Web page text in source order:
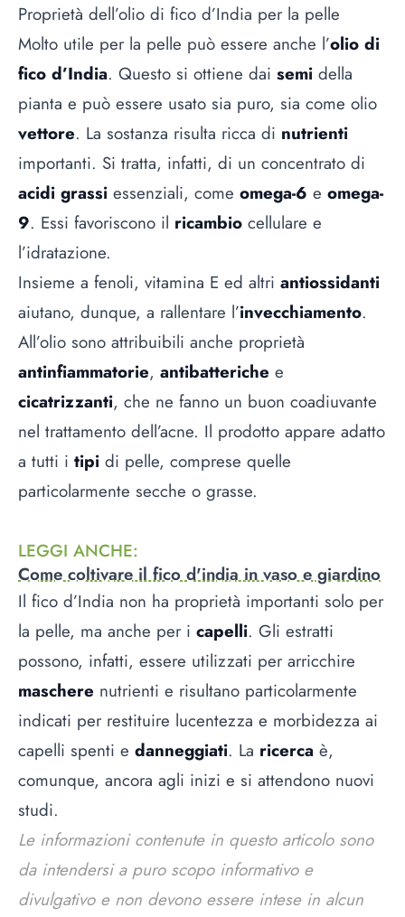
Proprietà dell’olio di fico d’India per la pelle
Molto utile per la pelle può essere anche l’olio di
fico d’India. Questo si ottiene dai semi della
pianta e può essere usato sia puro, sia come olio
vettore. La sostanza risulta ricca di nutrienti
importanti. Si tratta, infatti, di un concentrato di
acidi grassi essenziali, come omega-6 e omega-
9. Essi favoriscono il ricambio cellulare e
l’idratazione.
Insieme a fenoli, vitamina E ed altri antiossidanti
aiutano, dunque, a rallentare l’invecchiamento.
All’olio sono attribuibili anche proprietà
antinfiammatorie, antibatteriche e
cicatrizzanti, che ne fanno un buon coadiuvante
nel trattamento dell’acne. Il prodotto appare adatto
a tutti i tipi di pelle, comprese quelle
particolarmente secche o grasse.
LEGGI ANCHE:
Come coltivare il fico d'india in vaso e giardino
Il fico d’India non ha proprietà importanti solo per
la pelle, ma anche per i capelli. Gli estratti
possono, infatti, essere utilizzati per arricchire
maschere nutrienti e risultano particolarmente
indicati per restituire lucentezza e morbidezza ai
capelli spenti e danneggiati. La ricerca è,
comunque, ancora agli inizi e si attendono nuovi
studi.
Le informazioni contenute in questo articolo sono
da intendersi a puro scopo informativo e
divulgativo e non devono essere intese in alcun